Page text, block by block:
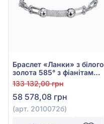
Браслет «Ланки» з білого
золота 585° з фіанітами/
куб.цирконієм, арт.
2010072б
133 132,00 грн
58 578,08 грн
(арт. 2010072б)